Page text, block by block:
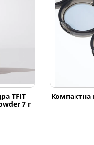
TFIT
7 г
Компактна